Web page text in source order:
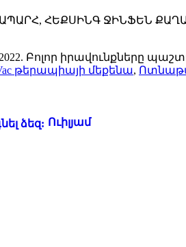
ՀԵՔՍԻՆԳ ՋԻՆՖԵՆ
Բոլոր իրավունքները
թերապիայի մեքենա,
Ուիլյամ